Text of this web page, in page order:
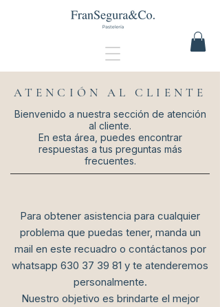
ATENCIÓN AL CLIENTE
Bienvenido a nuestra sección de atención
al cliente.
En esta área, puedes encontrar
respuestas a tus preguntas más
frecuentes.​
Para obtener asistencia para cualquier
problema que puedas tener, manda un
mail en este recuadro o contáctanos por
whatsapp 630 37 39 81 y te atenderemos
personalmente.
Nuestro objetivo es brindarte el mejor